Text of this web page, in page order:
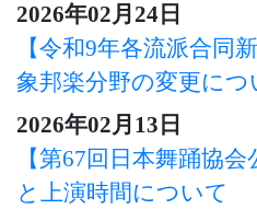
2026年02月24日
【令和9年各流派合
象邦楽分野の変更につ
2026年02月13日
【第67回日本舞踊協
と上演時間について